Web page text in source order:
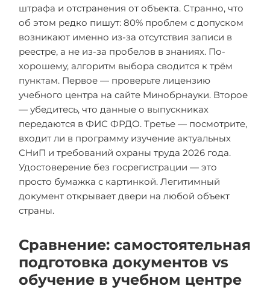
штрафа и отстранения от объекта. Странно, что
об этом редко пишут: 80% проблем с допуском
возникают именно из-за отсутствия записи в
реестре, а не из-за пробелов в знаниях. По-
хорошему, алгоритм выбора сводится к трём
пунктам. Первое — проверьте лицензию
учебного центра на сайте Минобрнауки. Второе
— убедитесь, что данные о выпускниках
передаются в ФИС ФРДО. Третье — посмотрите,
входит ли в программу изучение актуальных
СНиП и требований охраны труда 2026 года.
Удостоверение без госрегистрации — это
просто бумажка с картинкой. Легитимный
документ открывает двери на любой объект
страны.
Сравнение: самостоятельная
подготовка документов vs
обучение в учебном центре